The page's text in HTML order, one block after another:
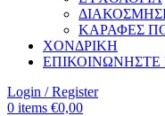
ΚΑΡΑΦΕΣ
ΧΟΝΔΡΙΚΗ
Login / Register
0 items €0,00